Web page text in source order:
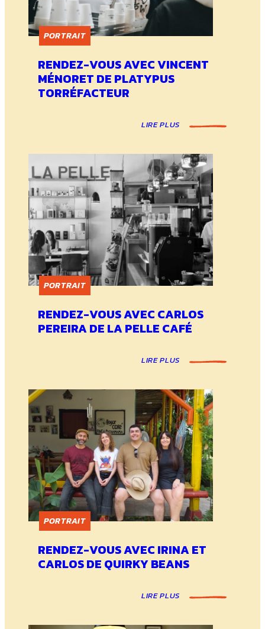
PORTRAIT
RENDEZ-VOUS AVEC VINCENT
MÉNORET DE PLATYPUS
TORRÉFACTEUR
LIRE PLUS
PORTRAIT
RENDEZ-VOUS AVEC CARLOS
PEREIRA DE LA PELLE CAFÉ
LIRE PLUS
PORTRAIT
RENDEZ-VOUS AVEC IRINA ET
CARLOS DE QUIRKY BEANS
LIRE PLUS